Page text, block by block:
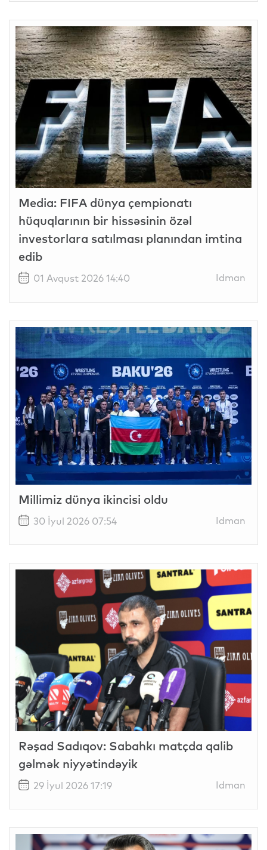
Media: FIFA dünya çempionatı
hüquqlarının bir hissəsinin özəl
investorlara satılması planından imtina
edib
01 Avqust 2026 14:40 Idman
Millimiz dünya ikincisi oldu
30 İyul 2026 07:54 Idman
Rəşad Sadıqov: Sabahkı matçda qalib
gəlmək niyyətindəyik
29 İyul 2026 17:19 Idman